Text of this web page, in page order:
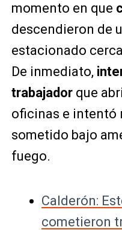
momento en que
descendieron de
estacionado
De inmediato,
trabajadorque
oficinas e intentó
sometido bajo
fuego.
Calderón:
cometieron